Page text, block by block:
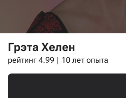
Грэта Хелен
рейтинг 4.99 10 лет опыта